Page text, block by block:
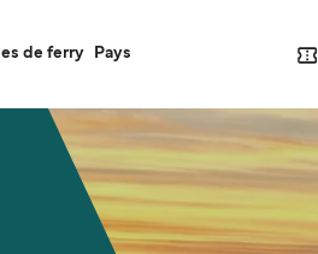
de ferry Pays